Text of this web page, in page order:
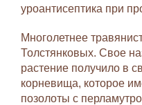
уроантисептика при
Многолетнее
Толстянковых. Свое
растение получило в
корневища, которое
позолоты с